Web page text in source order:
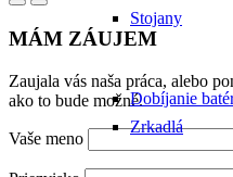
Stojany
Zrkadlá
Dobíjanie
MÁM ZÁUJEM
Zaujala vás naša práca, alebo
ako to bude možné.
Vaše meno